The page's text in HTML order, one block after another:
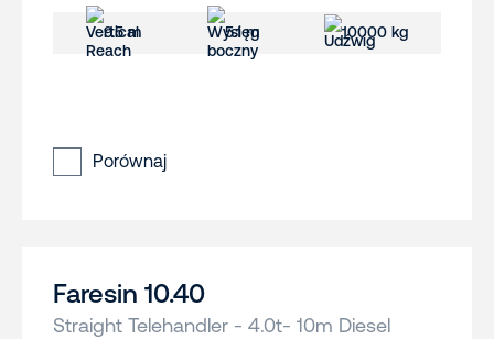
9.5 m 5.1 m 10000 kg
Porównaj
Faresin 10.40
Straight Telehandler - 4.0t- 10m Diesel